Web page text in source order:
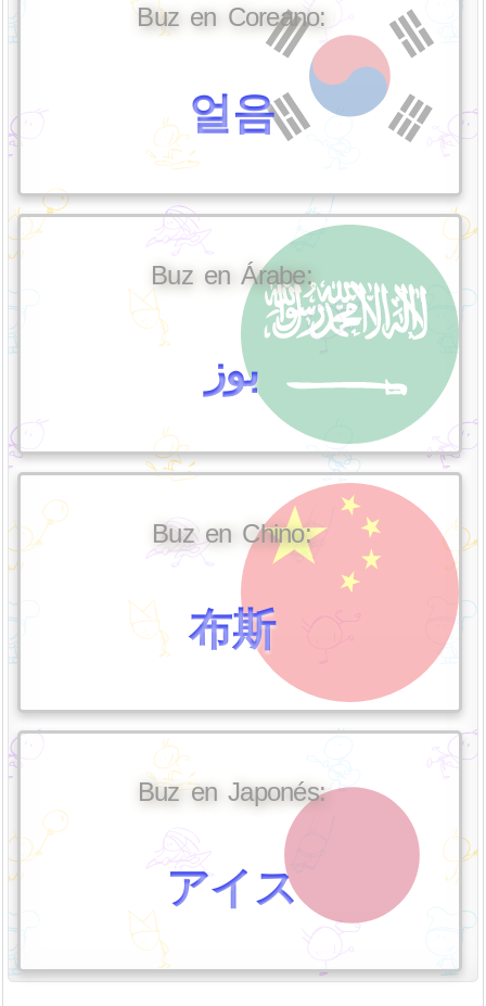
Buz en Coreano:
얼음
Buz en Árabe:
بوز
Buz en Chino:
布斯
Buz en Japonés:
アイス